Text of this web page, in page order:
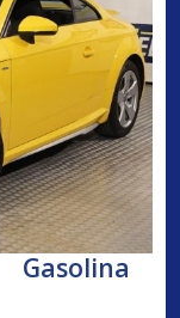
Gasolina